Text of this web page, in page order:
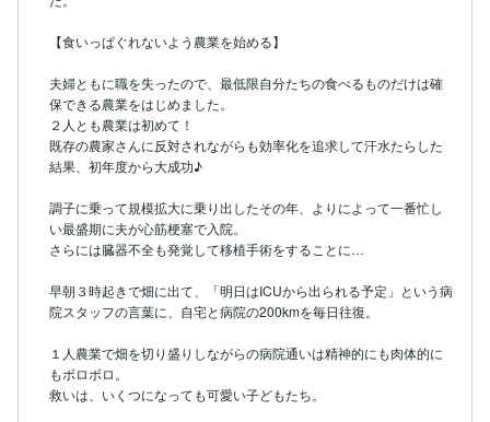
【食いっぱぐれないよう農業を始める】
夫婦ともに職を失ったので、最低限自分たちの食べるものだけは確
保できる農業をはじめました。
２人とも農業は初めて！
既存の農家さんに反対されながらも効率化を追求して汗水たらした
結果、初年度から大成功♪
調子に乗って規模拡大に乗り出したその年、よりによって一番忙し
い最盛期に夫が心筋梗塞で入院。
さらには臓器不全も発覚して移植手術をすることに…
早朝３時起きで畑に出て、「明日はICUから出られる予定」という病
院スタッフの言葉に、自宅と病院の200kmを毎日往復。
１人農業で畑を切り盛りしながらの病院通いは精神的にも肉体的に
もボロボロ。
救いは、いくつになっても可愛い子どもたち。